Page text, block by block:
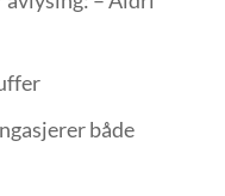
både